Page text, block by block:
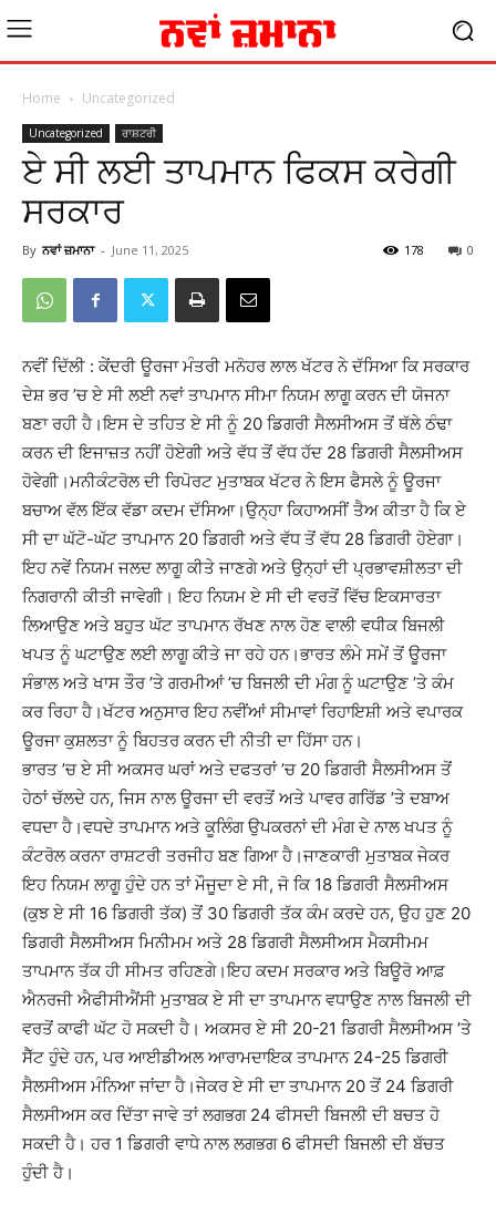
Home Uncategorized
Uncategorized ਰਾਸ਼ਟਰੀ
ਏ ਸੀ ਲਈ ਤਾਪਮਾਨ ਫਿਕਸ ਕਰੇਗੀ
ਸਰਕਾਰ
By ਨਵਾਂ ਜ਼ਮਾਨਾ - June 11, 2025 0
178
ਨਵੀਂ ਦਿੱਲੀ : ਕੇਂਦਰੀ ਊਰਜਾ ਮੰਤਰੀ ਮਨੋਹਰ ਲਾਲ ਖੱਟਰ ਨੇ ਦੱਸਿਆ ਕਿ ਸਰਕਾਰ
ਦੇਸ਼ ਭਰ ’ਚ ਏ ਸੀ ਲਈ ਨਵਾਂ ਤਾਪਮਾਨ ਸੀਮਾ ਨਿਯਮ ਲਾਗੂ ਕਰਨ ਦੀ ਯੋਜਨਾ
ਬਣਾ ਰਹੀ ਹੈ।ਇਸ ਦੇ ਤਹਿਤ ਏ ਸੀ ਨੂੰ 20 ਡਿਗਰੀ ਸੈਲਸੀਅਸ ਤੋਂ ਥੱਲੇ ਠੰਢਾ
ਕਰਨ ਦੀ ਇਜਾਜ਼ਤ ਨਹੀਂ ਹੋਏਗੀ ਅਤੇ ਵੱਧ ਤੋਂ ਵੱਧ ਹੱਦ 28 ਡਿਗਰੀ ਸੈਲਸੀਅਸ
ਹੋਵੇਗੀ।ਮਨੀਕੰਟਰੋਲ ਦੀ ਰਿਪੋਰਟ ਮੁਤਾਬਕ ਖੱਟਰ ਨੇ ਇਸ ਫੈਸਲੇ ਨੂੰ ਊਰਜਾ
ਬਚਾਅ ਵੱਲ ਇੱਕ ਵੱਡਾ ਕਦਮ ਦੱਸਿਆ।ਉਨ੍ਹਾ ਕਿਹਾਅਸੀਂ ਤੈਅ ਕੀਤਾ ਹੈ ਕਿ ਏ
ਸੀ ਦਾ ਘੱਟੋ-ਘੱਟ ਤਾਪਮਾਨ 20 ਡਿਗਰੀ ਅਤੇ ਵੱਧ ਤੋਂ ਵੱਧ 28 ਡਿਗਰੀ ਹੋਏਗਾ।
ਇਹ ਨਵੇਂ ਨਿਯਮ ਜਲਦ ਲਾਗੂ ਕੀਤੇ ਜਾਣਗੇ ਅਤੇ ਉਨ੍ਹਾਂ ਦੀ ਪ੍ਰਭਾਵਸ਼ੀਲਤਾ ਦੀ
ਨਿਗਰਾਨੀ ਕੀਤੀ ਜਾਵੇਗੀ। ਇਹ ਨਿਯਮ ਏ ਸੀ ਦੀ ਵਰਤੋਂ ਵਿੱਚ ਇਕਸਾਰਤਾ
ਲਿਆਉਣ ਅਤੇ ਬਹੁਤ ਘੱਟ ਤਾਪਮਾਨ ਰੱਖਣ ਨਾਲ ਹੋਣ ਵਾਲੀ ਵਧੀਕ ਬਿਜਲੀ
ਖਪਤ ਨੂੰ ਘਟਾਉਣ ਲਈ ਲਾਗੂ ਕੀਤੇ ਜਾ ਰਹੇ ਹਨ।ਭਾਰਤ ਲੰਮੇ ਸਮੇਂ ਤੋਂ ਊਰਜਾ
ਸੰਭਾਲ ਅਤੇ ਖਾਸ ਤੌਰ ’ਤੇ ਗਰਮੀਆਂ ’ਚ ਬਿਜਲੀ ਦੀ ਮੰਗ ਨੂੰ ਘਟਾਉਣ ’ਤੇ ਕੰਮ
ਕਰ ਰਿਹਾ ਹੈ।ਖੱਟਰ ਅਨੁਸਾਰ ਇਹ ਨਵੀਂਆਂ ਸੀਮਾਵਾਂ ਰਿਹਾਇਸ਼ੀ ਅਤੇ ਵਪਾਰਕ
ਊਰਜਾ ਕੁਸ਼ਲਤਾ ਨੂੰ ਬਿਹਤਰ ਕਰਨ ਦੀ ਨੀਤੀ ਦਾ ਹਿੱਸਾ ਹਨ।
ਭਾਰਤ ’ਚ ਏ ਸੀ ਅਕਸਰ ਘਰਾਂ ਅਤੇ ਦਫਤਰਾਂ ’ਚ 20 ਡਿਗਰੀ ਸੈਲਸੀਅਸ ਤੋਂ
ਹੇਠਾਂ ਚੱਲਦੇ ਹਨ, ਜਿਸ ਨਾਲ ਊਰਜਾ ਦੀ ਵਰਤੋਂ ਅਤੇ ਪਾਵਰ ਗਰਿੱਡ ’ਤੇ ਦਬਾਅ
ਵਧਦਾ ਹੈ।ਵਧਦੇ ਤਾਪਮਾਨ ਅਤੇ ਕੂਲਿੰਗ ਉਪਕਰਨਾਂ ਦੀ ਮੰਗ ਦੇ ਨਾਲ ਖਪਤ ਨੂੰ
ਕੰਟਰੋਲ ਕਰਨਾ ਰਾਸ਼ਟਰੀ ਤਰਜੀਹ ਬਣ ਗਿਆ ਹੈ।ਜਾਣਕਾਰੀ ਮੁਤਾਬਕ ਜੇਕਰ
ਇਹ ਨਿਯਮ ਲਾਗੂ ਹੁੰਦੇ ਹਨ ਤਾਂ ਮੌਜੂਦਾ ਏ ਸੀ, ਜੋ ਕਿ 18 ਡਿਗਰੀ ਸੈਲਸੀਅਸ
(ਕੁਝ ਏ ਸੀ 16 ਡਿਗਰੀ ਤੱਕ) ਤੋਂ 30 ਡਿਗਰੀ ਤੱਕ ਕੰਮ ਕਰਦੇ ਹਨ, ਉਹ ਹੁਣ 20
ਡਿਗਰੀ ਸੈਲਸੀਅਸ ਮਿਨੀਮਮ ਅਤੇ 28 ਡਿਗਰੀ ਸੈਲਸੀਅਸ ਮੈਕਸੀਮਮ
ਤਾਪਮਾਨ ਤੱਕ ਹੀ ਸੀਮਤ ਰਹਿਣਗੇ।ਇਹ ਕਦਮ ਸਰਕਾਰ ਅਤੇ ਬਿਊਰੋ ਆਫ਼
ਐਨਰਜੀ ਐਫੀਸੀਐਂਸੀ ਮੁਤਾਬਕ ਏ ਸੀ ਦਾ ਤਾਪਮਾਨ ਵਧਾਉਣ ਨਾਲ ਬਿਜਲੀ ਦੀ
ਵਰਤੋਂ ਕਾਫੀ ਘੱਟ ਹੋ ਸਕਦੀ ਹੈ। ਅਕਸਰ ਏ ਸੀ 20-21 ਡਿਗਰੀ ਸੈਲਸੀਅਸ ’ਤੇ
ਸੈੱਟ ਹੁੰਦੇ ਹਨ, ਪਰ ਆਈਡੀਅਲ ਆਰਾਮਦਾਇਕ ਤਾਪਮਾਨ 24-25 ਡਿਗਰੀ
ਸੈਲਸੀਅਸ ਮੰਨਿਆ ਜਾਂਦਾ ਹੈ।ਜੇਕਰ ਏ ਸੀ ਦਾ ਤਾਪਮਾਨ 20 ਤੋਂ 24 ਡਿਗਰੀ
ਸੈਲਸੀਅਸ ਕਰ ਦਿੱਤਾ ਜਾਵੇ ਤਾਂ ਲਗਭਗ 24 ਫੀਸਦੀ ਬਿਜਲੀ ਦੀ ਬਚਤ ਹੋ
ਸਕਦੀ ਹੈ। ਹਰ 1 ਡਿਗਰੀ ਵਾਧੇ ਨਾਲ ਲਗਭਗ 6 ਫੀਸਦੀ ਬਿਜਲੀ ਦੀ ਬੱਚਤ
ਹੁੰਦੀ ਹੈ।